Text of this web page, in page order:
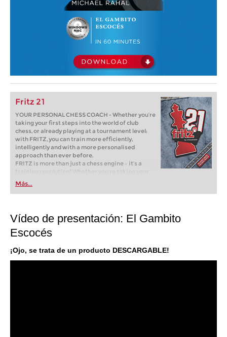
Fritz 21
YOUR PERSONAL CHESS COACH - Whether you’re
taking your first steps into the world of club
chess, or already playing at a tournament level:
with FRITZ, you can train more efficiently,
intelligently and with a more personalised
approach than ever before.
FRITZ is more than just a chess engine – it’s a
training revolution! Whether you’re taking your
first steps into the world of club chess, or already
playing at a tournament level: with FRITZ, you can
train more efficiently, intelligently and with a
Más...
Vídeo de presentación: El Gambito
Escocés
¡Ojo, se trata de un producto DESCARGABLE!